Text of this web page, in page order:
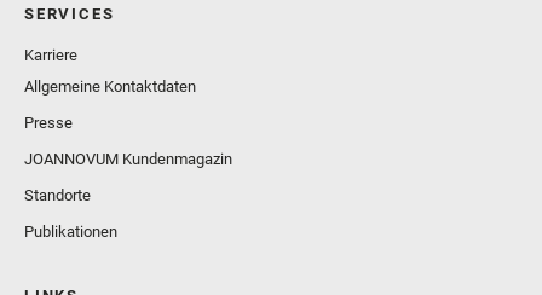
SERVICES
Karriere
Allgemeine Kontaktdaten
Presse
JOANNOVUM Kundenmagazin
Standorte
Publikationen